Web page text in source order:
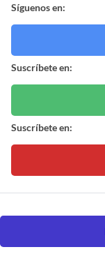
Síguenos en:
Suscríbete en:
Suscríbete en: